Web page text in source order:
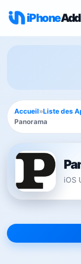
iPhone
Accueil»Liste des
Panorama
iOS